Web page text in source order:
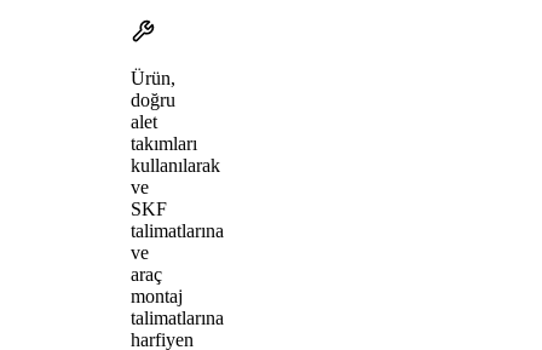
Ürün,
doğru
alet
takımları
kullanılarak
ve
SKF
talimatlarına
ve
araç
montaj
talimatlarına
harfiyen